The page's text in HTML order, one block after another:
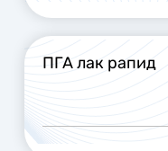
ПГА лак рапид